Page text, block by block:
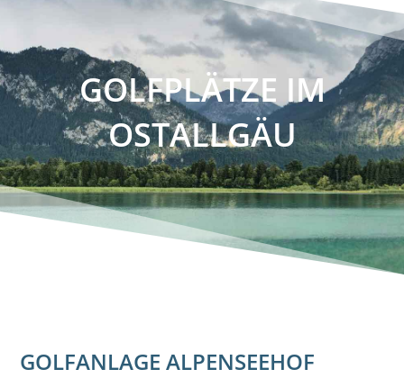
GOLFPLÄTZE IM
OSTALLGÄU
GOLFANLAGE ALPENSEEHOF